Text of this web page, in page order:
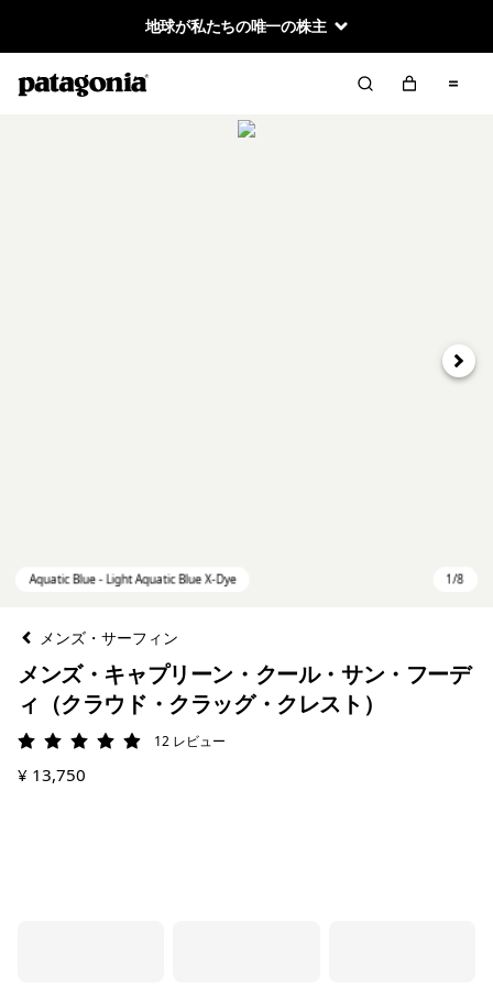
地球が私たちの唯一の株主
次へ
メンズ・サーフィン
メンズ・キャプリーン・クール・サン・フーデ
ィ（クラウド・クラッグ・クレスト）
評価: 4.9 / 5
12 レビュー
¥ 13,750